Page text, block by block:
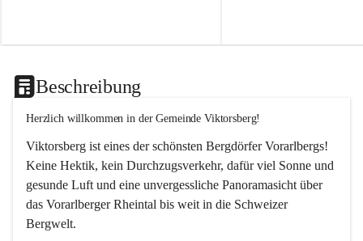
Beschreibung
Herzlich willkommen in der Gemeinde Viktorsberg!
Viktorsberg ist eines der schönsten Bergdörfer Vorarlbergs!
Keine Hektik, kein Durchzugsverkehr, dafür viel Sonne und
gesunde Luft und eine unvergessliche Panoramasicht über
das Vorarlberger Rheintal bis weit in die Schweizer
Bergwelt.